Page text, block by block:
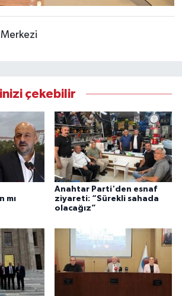
çekebilir
mı
Anahtar Parti'den esnaf
ziyareti: “Sürekli sahada
olacağız”